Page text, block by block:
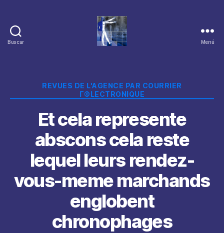
Buscar Menú
Categorías
REVUES DE L'AGENCE PAR COURRIER
Г©LECTRONIQUE
Et cela represente
abscons cela reste
lequel leurs rendez-
vous-meme marchands
englobent
chronophages